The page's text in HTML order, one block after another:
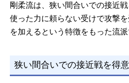
剛柔流は、狭い間合いでの接近
使った力に頼らない受けで攻撃
を加えるという特徴をもった流派
狭い間合いでの接近戦を得